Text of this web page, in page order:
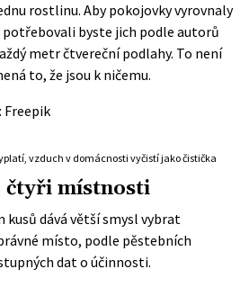
rostlinu. Aby pokojovky vyrovnaly
byste jich podle autorů
metr čtvereční podlahy. To není
to, že jsou k ničemu.
vzduch v domácnosti vyčistí jako čistička
místnosti
dává větší smysl vybrat
místo, podle pěstebních
dat o účinnosti.